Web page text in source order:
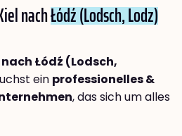
nachŁódź (Lodsch, Lodz)
Łódź (Lodsch,
ein professionelles &
, das sich um alles